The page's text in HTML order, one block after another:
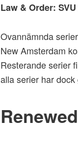
Law & Order: SVU
Ovannämnda
New Amsterdam
Resterande serier
alla serier har
Renewed